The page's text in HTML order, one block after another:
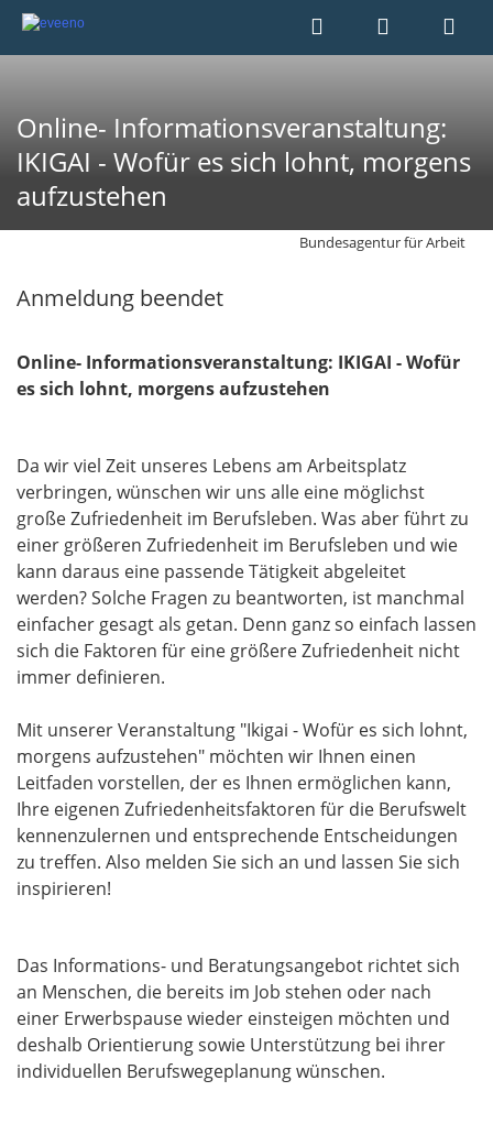
Online- Informationsveranstaltung:
IKIGAI - Wofür es sich lohnt, morgens
aufzustehen
Bundesagentur für Arbeit
Anmeldung beendet
Online- Informationsveranstaltung: IKIGAI - Wofür
es sich lohnt, morgens aufzustehen
Da wir viel Zeit unseres Lebens am Arbeitsplatz
verbringen, wünschen wir uns alle eine möglichst
große Zufriedenheit im Berufsleben. Was aber führt zu
einer größeren Zufriedenheit im Berufsleben und wie
kann daraus eine passende Tätigkeit abgeleitet
werden? Solche Fragen zu beantworten, ist manchmal
einfacher gesagt als getan. Denn ganz so einfach lassen
sich die Faktoren für eine größere Zufriedenheit nicht
immer definieren.
Mit unserer Veranstaltung "Ikigai - Wofür es sich lohnt,
morgens aufzustehen" möchten wir Ihnen einen
Leitfaden vorstellen, der es Ihnen ermöglichen kann,
Ihre eigenen Zufriedenheitsfaktoren für die Berufswelt
kennenzulernen und entsprechende Entscheidungen
zu treffen. Also melden Sie sich an und lassen Sie sich
inspirieren!
Das Informations- und Beratungsangebot richtet sich
an Menschen, die bereits im Job stehen oder nach
einer Erwerbspause wieder einsteigen möchten und
deshalb Orientierung sowie Unterstützung bei ihrer
individuellen Berufswegeplanung wünschen.